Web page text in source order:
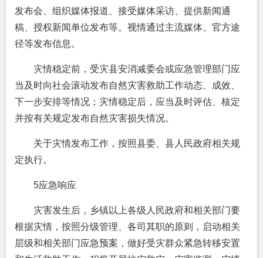
发布会、组织媒体报道、接受媒体采访、提供新闻通
稿、授权新闻单位发布等。视情通过主流媒体、官方途
径等发布信息。
灾情稳定前，受灾县安消减委会或应急管理部门应
当及时向社会滚动发布自然灾害救助工作动态、成效、
下一步安排等情况；灾情稳定后，应当及时评估、核定
并按有关规定发布自然灾害损失情况。
关于灾情发布工作，按照县委、县人民政府相关规
定执行。
5应急响应
灾害发生后，乡镇以上各级人民政府和相关部门要
根据灾情，按照分级管理、各司其职的原则，启动相关
层级和相关部门应急预案，做好受灾群众紧急转移安置